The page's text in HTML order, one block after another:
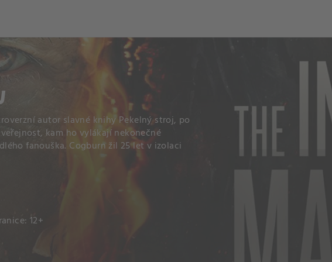
autor slavné knihy Pekelný stroj, po
kam ho vylákají nekonečné
fanouška. Cogburn žil 25 let v izolaci
12+